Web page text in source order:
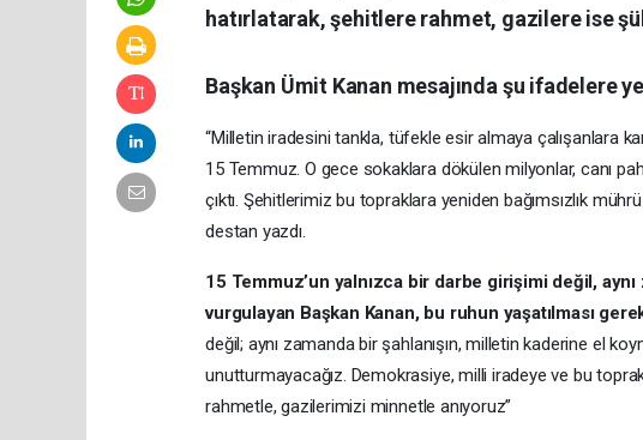
hatırlatarak, şehitlere rahmet, gazilere ise
Başkan Ümit Kanan mesajında şu ifadelere
“Milletin iradesini tankla, tüfekle esir almaya çalışanlara
15 Temmuz. O gece sokaklara dökülen milyonlar, canı
çıktı. Şehitlerimiz bu topraklara yeniden bağımsızlık
destan yazdı.
15 Temmuz’un yalnızca bir darbe girişimi değil,
vurgulayan Başkan Kanan, bu ruhun yaşatılması
değil; aynı zamanda bir şahlanışın, milletin kaderine el
unutturmayacağız. Demokrasiye, milli iradeye ve bu
rahmetle, gazilerimizi minnetle anıyoruz”